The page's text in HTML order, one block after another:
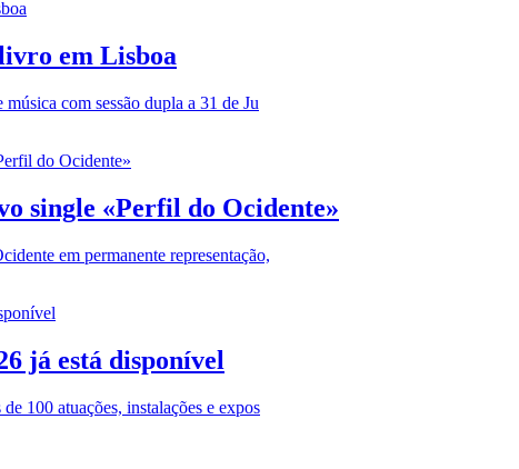
em Lisboa
com sessão dupla a 31 de Ju
single «Perfil do Ocidente»
em permanente representação,
já está disponível
100 atuações, instalações e expos